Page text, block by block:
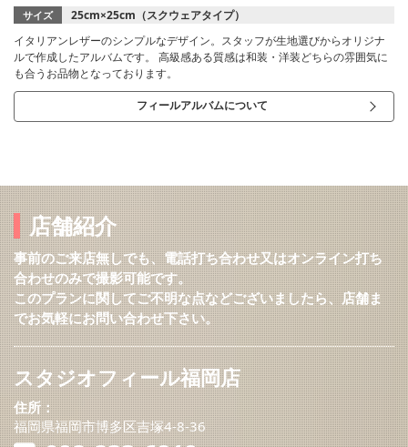
サイズ
25cm×25cm（スクウェアタイプ）
イタリアンレザーのシンプルなデザイン。スタッフが生地選びからオリジナ
ルで作成したアルバムです。 高級感ある質感は和装・洋装どちらの雰囲気に
も合うお品物となっております。
フィールアルバムについて
店舗紹介
事前のご来店無しでも、電話打ち合わせ又はオンライン打ち
合わせのみで撮影可能です。
このプランに関してご不明な点などございましたら、店舗ま
でお気軽にお問い合わせ下さい。
スタジオフィール福岡店
住所：
福岡県福岡市博多区吉塚4-8-36